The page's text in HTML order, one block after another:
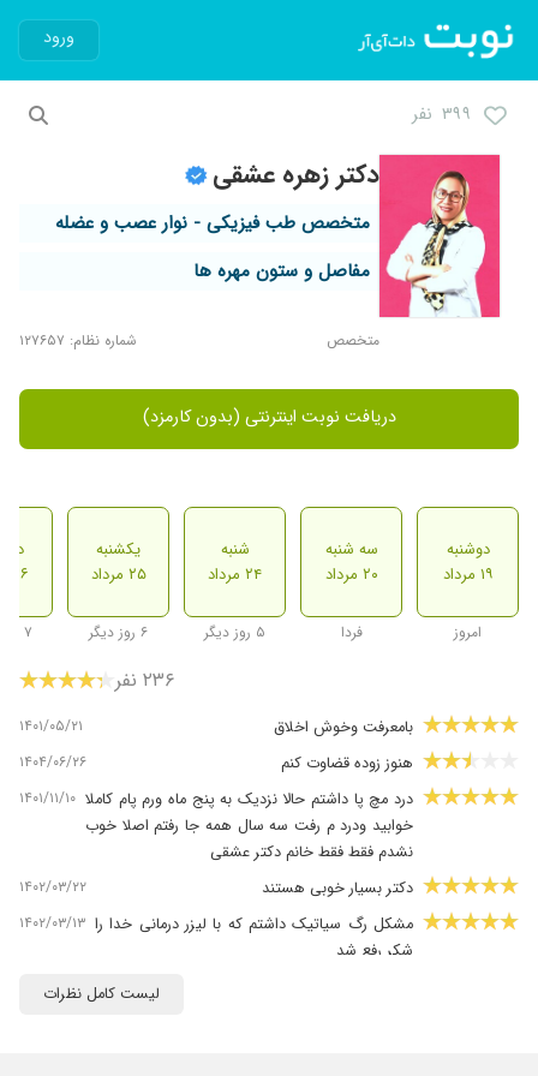
ورود
۳۹۹ نفر
دکتر زهره عشقی
متخصص طب فیزیکی - نوار عصب و عضله
مفاصل و ستون مهره ها
متخصص شماره نظام: ۱۲۷۶۵۷
دریافت نوبت اینترنتی (بدون کارمزد)
دوشنبه
۱۹ مرداد
امروز
سه شنبه
۲۰ مرداد
فردا
شنبه
۲۴ مرداد
۵ روز دیگر
یکشنبه
۲۵ مرداد
۶ روز دیگر
۲۶ مرداد
۷ روز دیگر
۲۳۶ نفر
بامعرفت وخوش اخلاق ۱۴۰۱/۰۵/۲۱
هنوز زوده قضاوت کنم ۱۴۰۴/۰۶/۲۶
درد مچ پا داشتم حالا نزدیک به پنج ماه ورم پام کاملا
خوابید ودرد م رفت سه سال همه جا رفتم اصلا خوب
نشدم فقط فقط خانم دکتر عشقی ️️
۱۴۰۱/۱۱/۱۰
دکتر بسیار خوبی هستند ۱۴۰۲/۰۳/۲۲
مشکل رگ سیاتیک داشتم که با لیزر درمانی خدا را
شکر رفع شد
۱۴۰۲/۰۳/۱۳
۱۴۰۵/۰۵/۱۲
لیست کامل نظرات